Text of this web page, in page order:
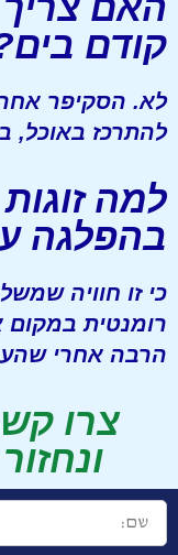
קודם
לא. הסקיפר
להתרכז באוכל,
למה
בהפלגה
כי זו חוויה
רומנטית במקום
הרבה אחרי
צרו
שם: